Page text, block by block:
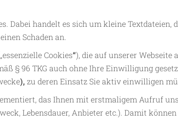
Dabei handelt es sich um kleine
Schaden an.
Cookies“), die auf unserer Webseite
§ 96 TKG auch ohne Ihre Einwilligung
), zu deren Einsatz Sie aktiv einwilligen
das Ihnen mit erstmaligem Aufruf
Lebensdauer, Anbieter etc.). Damit